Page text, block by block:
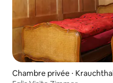
Chambre privée ⋅ Krauchthal